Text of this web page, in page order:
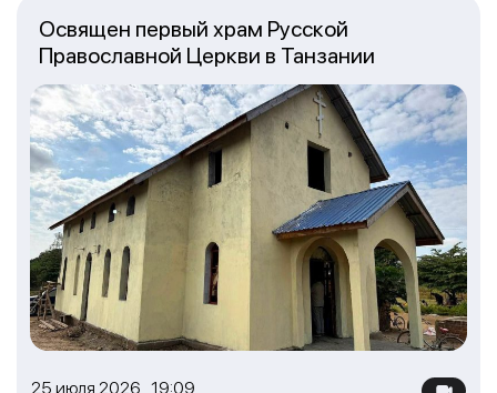
25 июля 2026 19:09
Освящен первый храм Русской
Православной Церкви в Танзании